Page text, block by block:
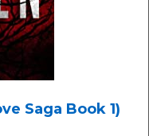
Saga Book 1)